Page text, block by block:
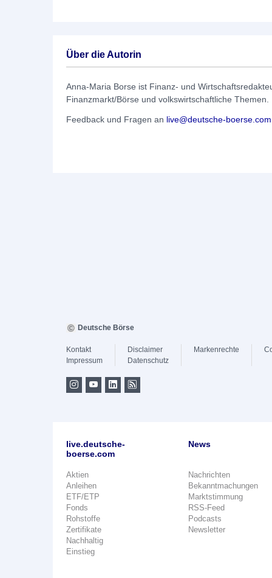
Über die Autorin
Anna-Maria Borse ist Finanz- und
Finanzmarkt/Börse und volkswirtschaftliche Themen.
Feedback und Fragen an live@deutsche-boerse.com
Deutsche Börse
Kontakt
Impressum
Disclaimer
Datenschutz
Markenrechte
live.deutsche-
boerse.com
Aktien
Anleihen
ETF/ETP
Fonds
Rohstoffe
Zertifikate
Nachhaltig
Einstieg
News
Nachrichten
Bekanntmachungen
Marktstimmung
RSS-Feed
Podcasts
Newsletter